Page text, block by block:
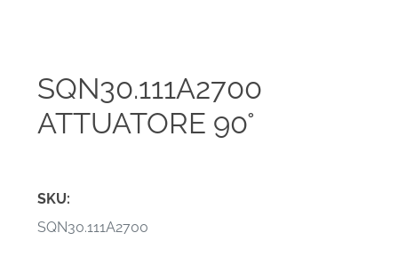
SQN30.111A2700
ATTUATORE 90°
SKU:
SQN30.111A2700